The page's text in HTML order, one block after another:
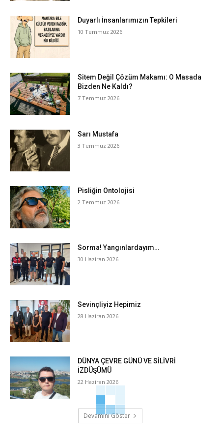
Duyarlı İnsanlarımızın Tepkileri
10 Temmuz 2026
Sitem Değil Çözüm Makamı: O Masada
Bizden Ne Kaldı?
7 Temmuz 2026
Sarı Mustafa
3 Temmuz 2026
Pisliğin Ontolojisi
2 Temmuz 2026
Sorma! Yangınlardayım…
30 Haziran 2026
Sevinçliyiz Hepimiz
28 Haziran 2026
DÜNYA ÇEVRE GÜNÜ VE SİLİVRİ
İZDÜŞÜMÜ
22 Haziran 2026
Devamını Göster